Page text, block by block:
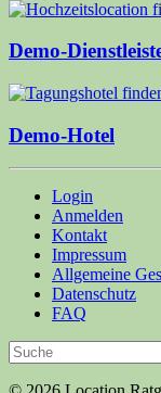
Demo-
Demo-Hotel
Login
Anmelden
Kontakt
Impressum
Allgemeine
Datenschutz
FAQ